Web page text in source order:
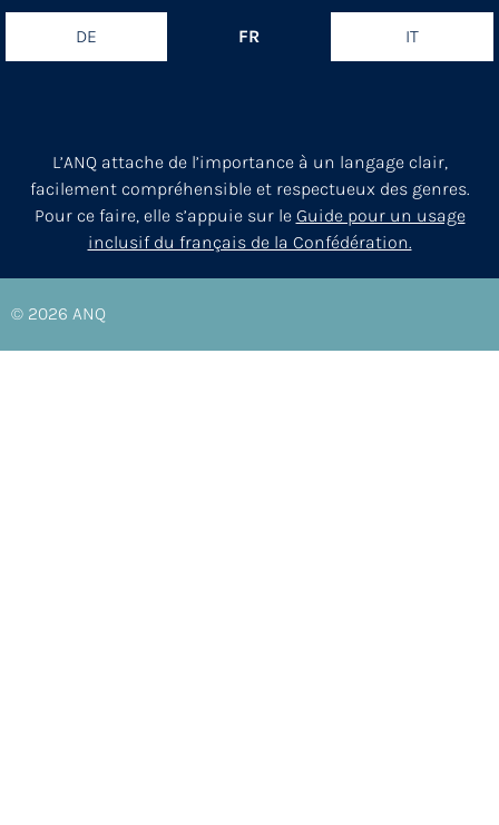
DE FR IT
L’ANQ attache de l’importance à un langage clair,
facilement compréhensible et respectueux des genres.
Pour ce faire, elle s’appuie sur le Guide pour un usage
inclusif du français de la Confédération.
© 2026 ANQ